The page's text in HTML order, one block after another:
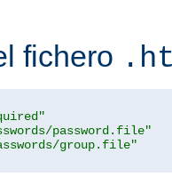
fichero
password.file"
group.file"